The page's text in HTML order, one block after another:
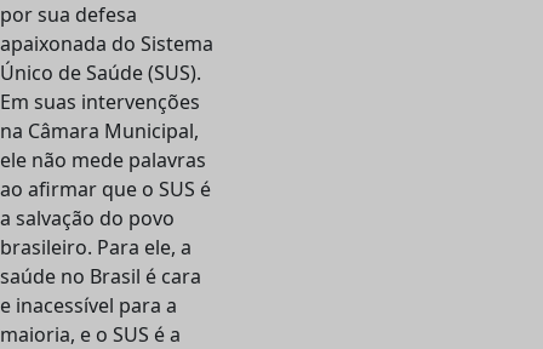
por sua defesa
apaixonada do Sistema
Único de Saúde (SUS).
Em suas intervenções
na Câmara Municipal,
ele não mede palavras
ao afirmar que o SUS é
a salvação do povo
brasileiro. Para ele, a
saúde no Brasil é cara
e inacessível para a
maioria, e o SUS é a